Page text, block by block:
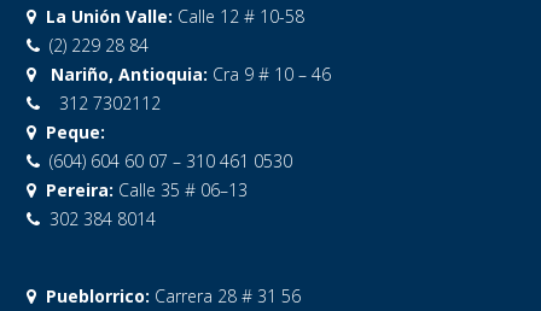
La Unión Valle: Calle 12 # 10-58
(2) 229 28 84
Nariño, Antioquia: Cra 9 # 10 – 46
312 7302112
Peque:
(604) 604 60 07 – 310 461 0530
Pereira: Calle 35 # 06–13
302 384 8014
Pueblorrico: Carrera 28 # 31 56